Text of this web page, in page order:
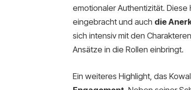
emotionaler Authentizität.
eingebracht und auch die
sich intensiv mit den
Ansätze in die Rollen einbringt.
Ein weiteres Highlight, das